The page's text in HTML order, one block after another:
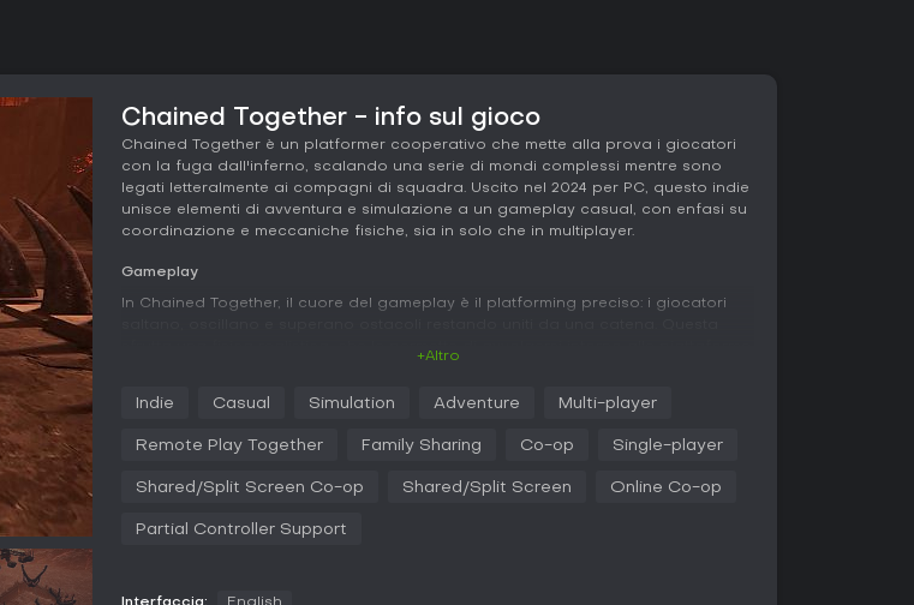
Chained Together - info sul gioco
Chained Together è un platformer cooperativo che mette alla prova i giocatori
con la fuga dall'inferno, scalando una serie di mondi complessi mentre sono
legati letteralmente ai compagni di squadra. Uscito nel 2024 per PC, questo indie
unisce elementi di avventura e simulazione a un gameplay casual, con enfasi su
coordinazione e meccaniche fisiche, sia in solo che in multiplayer.
Gameplay
In Chained Together, il cuore del gameplay è il platforming preciso: i giocatori
uniche come piattaforme mobili o voragini insidiose. Il gioco supporta il single
essenziale per evitare cadute che fanno precipitare tutti. Le meccaniche
ogni ascesa un trionfo appagante.
I mondi evolvono da scenari infernali a ambientazioni più variegate, con prove
+Altro
Indie Casual Simulation Adventure Multi-player
Remote Play Together Family Sharing Co-op Single-player
Shared/Split Screen Co-op Shared/Split Screen Online Co-op
Partial Controller Support